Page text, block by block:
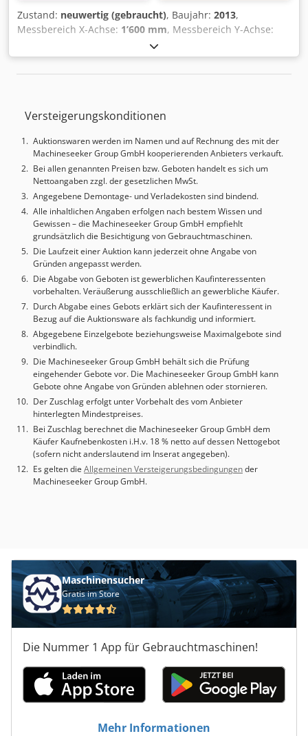
Zustand: neuwertig (gebraucht), Baujahr: 2013,
Messbereich X-Achse: 1’600 mm, Messbereich Y-Achse:
, Messbereich Z-Achse:
Werkstückgewicht (max.):5’000 kg, Ausstattung:
Typenschild vorhanden, CARL ZEISS CNC-Koordinaten-
mm, Z= 1500 mm Steuerung: C99 SR VII Bedienpult:
Tasterwechselmagazin: Multi Sensor Rack MSR
Automatische Temperaturkompensation Genauigkeit: VAST
XT GOLD / RDS-CAA XXT MPE-E 3,6+L/300 4,9+L/200 R0 2,4
5,5 MPE-P 3,6 4,9 MPE-THP 3,7/68sec 4,7/68sec RONt 3,5
5,5 HP Z4 WIN11 Workstation mit 27" Minitor Calypso Basic
aktuelle Version Jede weitere Option möglich Dcjdpfx
Amoydnzcsvjk Zubehör: Einmesskugel Wechselteller XT
und XXT Wechselmagazinplätze Tasterzubehör
Dokumetation Weiteres Zubehör
Versteigerungskonditionen
Auktionswaren werden im Namen und auf Rechnung des mit der
Machineseeker Group GmbH kooperierenden Anbieters verkauft.
Bei allen genannten Preisen bzw. Geboten handelt es sich um
Nettoangaben zzgl. der gesetzlichen MwSt.
Angegebene Demontage- und Verladekosten sind bindend.
Alle inhaltlichen Angaben erfolgen nach bestem Wissen und
Gewissen – die Machineseeker Group GmbH empfiehlt
grundsätzlich die Besichtigung von Gebrauchtmaschinen.
Die Laufzeit einer Auktion kann jederzeit ohne Angabe von
Gründen angepasst werden.
Die Abgabe von Geboten ist gewerblichen Kaufinteressenten
vorbehalten. Veräußerung ausschließlich an gewerbliche Käufer.
Durch Abgabe eines Gebots erklärt sich der Kaufinteressent in
Bezug auf die Auktionsware als fachkundig und informiert.
Abgegebene Einzelgebote beziehungsweise Maximalgebote sind
verbindlich.
Die Machineseeker Group GmbH behält sich die Prüfung
eingehender Gebote vor. Die Machineseeker Group GmbH kann
Gebote ohne Angabe von Gründen ablehnen oder stornieren.
Der Zuschlag erfolgt unter Vorbehalt des vom Anbieter
hinterlegten Mindestpreises.
Bei Zuschlag berechnet die Machineseeker Group GmbH dem
Käufer Kaufnebenkosten i.H.v. 18 % netto auf dessen Nettogebot
(sofern nicht anderslautend im Inserat angegeben).
Es gelten die Allgemeinen Versteigerungsbedingungender
Machineseeker Group GmbH.
Maschinensucher
Gratis im Store
Die Nummer 1 App für Gebrauchtmaschinen!
Mehr Informationen